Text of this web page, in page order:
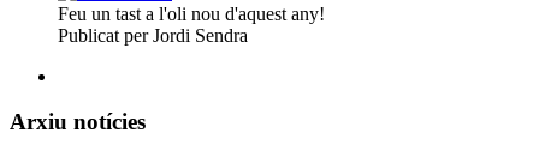
Feu un tast a l'oli nou d'aquest any!
Publicat per Jordi Sendra
Arxiu notícies